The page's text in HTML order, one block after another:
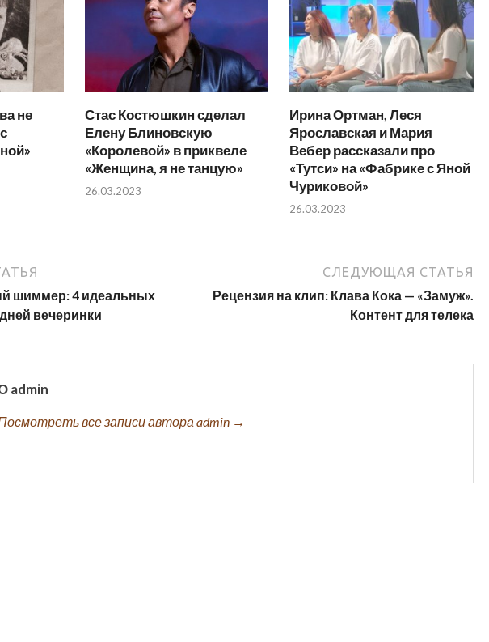
не
Стас Костюшкин сделал
Елену Блиновскую
«Королевой» в приквеле
«Женщина, я не танцую»
26.03.2023
Ирина Ортман, Леся
Ярославская и Мария
Вебер рассказали про
«Тутси» на «Фабрике с Яной
Чуриковой»
26.03.2023
шиммер: 4 идеальных
вечеринки
СЛЕДУЮЩАЯ СТАТЬЯ
Рецензия на клип: Клава Кока — «Замуж».
Контент для телека
admin
все записи автора admin →